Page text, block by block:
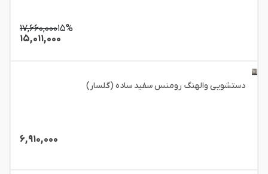
۱۷,۶۶۰,۰۰۰۱۵%
۱۵,۰۱۱,۰۰۰
دستشویی والهنگ رومنس سفید ساده (گلسار)
۶,۹۱۰,۰۰۰